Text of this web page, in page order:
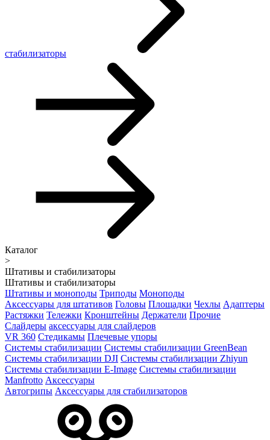
стабилизаторы
Каталог
>
Штативы и стабилизаторы
Штативы и стабилизаторы
Штативы и моноподы Триподы Моноподы
Аксессуары для штативов Головы Площадки Чехлы Адаптеры
Растяжки Тележки Кронштейны Держатели Прочие
Слайдеры аксессуары для слайдеров
VR 360 Стедикамы Плечевые упоры
Системы стабилизации Системы стабилизации GreenBean
Системы стабилизации DJI Системы стабилизации Zhiyun
Системы стабилизации E-Image Системы стабилизации
Manfrotto Аксессуары
Автогрипы Аксессуары для стабилизаторов